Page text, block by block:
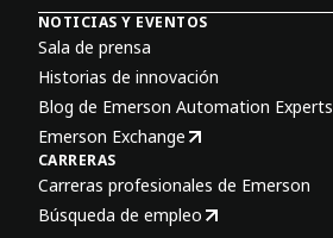
NOTICIAS Y EVENTOS
Sala de prensa
Historias de innovación
Blog de Emerson Automation Experts
Emerson Exchange
CARRERAS
Carreras profesionales de Emerson
Búsqueda de empleo